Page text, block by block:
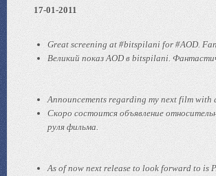
17-01-2011
Great screening at #bitspilani for #AOD.
Великий показ AOD в bitspilani.
Announcements regarding my next film
Скоро состоится объявление
руля фильма.
As of now next release to look forward to